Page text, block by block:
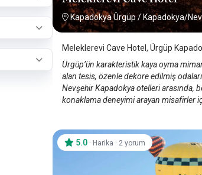
Kapadokya Ürgüp / Kapadokya/
Meleklerevi Cave Hotel, Ürgüp
Ürgüp’ün karakteristik kaya oyma
alan tesis, özenle dekore edilmiş
Nevşehir Kapadokya otelleri arasında,
konaklama deneyimi arayan misafirler
5.0 · Harika · 2 yorum